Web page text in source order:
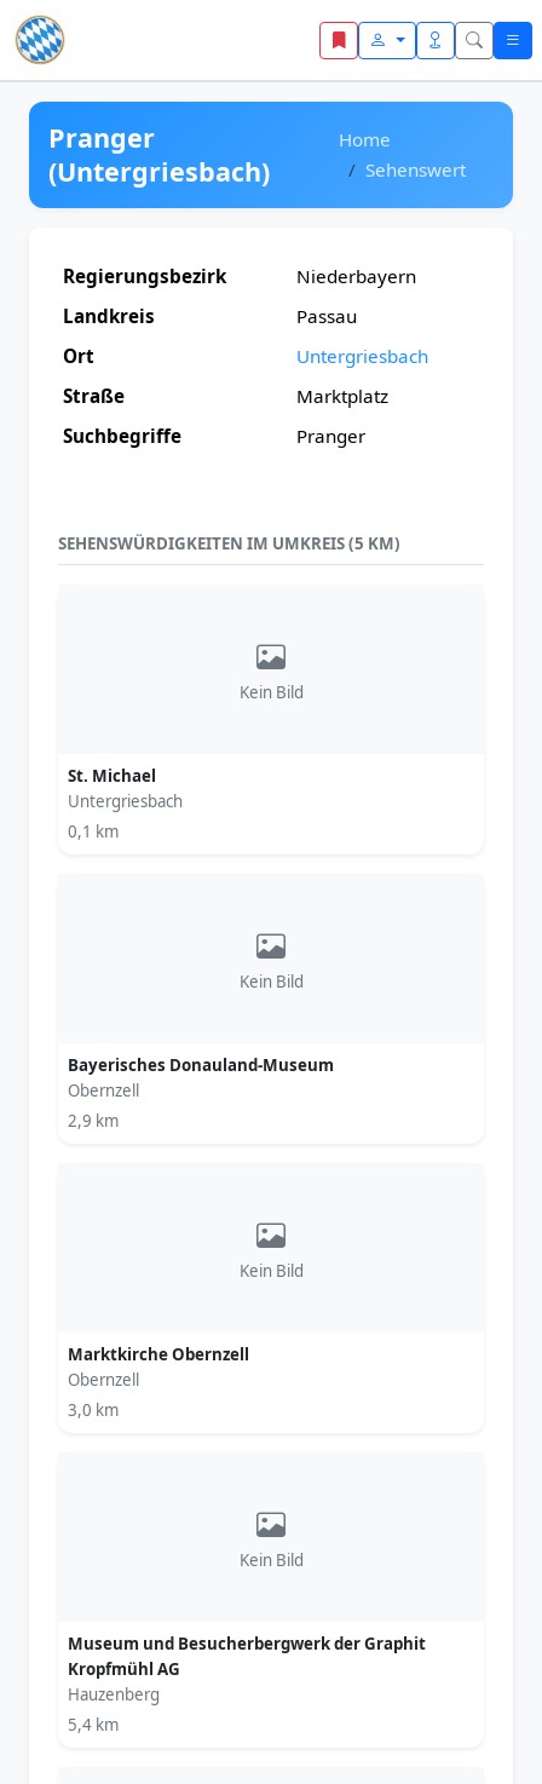
Zum Inhalt springen
Pranger
(Untergriesbach)
Home
Sehenswert
Regierungsbezirk
Niederbayern
Landkreis
Passau
Ort
Untergriesbach
Straße
Marktplatz
Suchbegriffe
Pranger
SEHENSWÜRDIGKEITEN IM UMKREIS (5 KM)
Kein Bild
St. Michael
Untergriesbach
0,1 km
Kein Bild
Bayerisches Donauland-Museum
Obernzell
2,9 km
Kein Bild
Marktkirche Obernzell
Obernzell
3,0 km
Kein Bild
Museum und Besucherbergwerk der Graphit
Kropfmühl AG
Hauzenberg
5,4 km